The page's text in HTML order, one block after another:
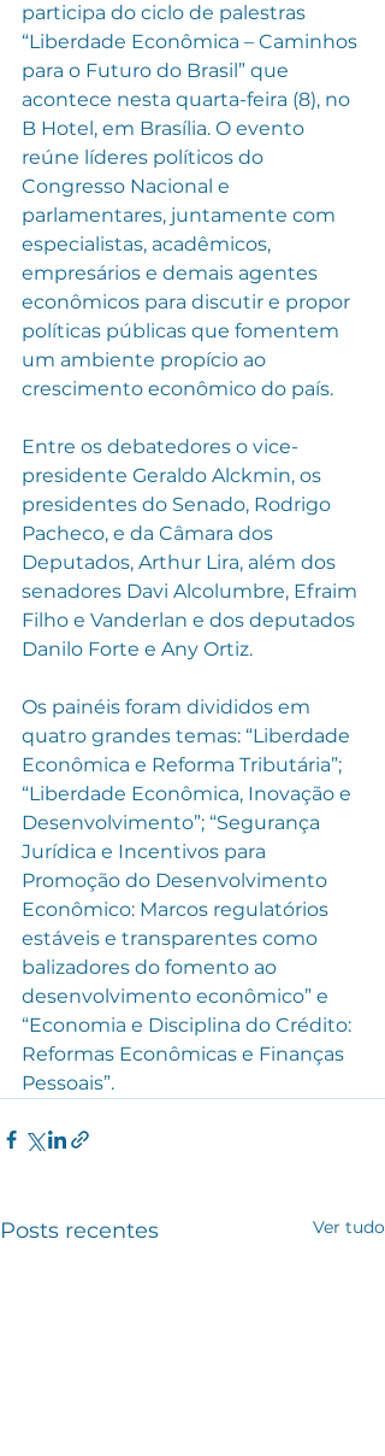
participa do ciclo de palestras
“Liberdade Econômica – Caminhos
para o Futuro do Brasil” que
acontece nesta quarta-feira (8), no
B Hotel, em Brasília. O evento
reúne líderes políticos do
Congresso Nacional e
parlamentares, juntamente com
especialistas, acadêmicos,
empresários e demais agentes
econômicos para discutir e propor
políticas públicas que fomentem
um ambiente propício ao
crescimento econômico do país.
Entre os debatedores o vice-
presidente Geraldo Alckmin, os
presidentes do Senado, Rodrigo
Pacheco, e da Câmara dos
Deputados, Arthur Lira, além dos
senadores Davi Alcolumbre, Efraim
Filho e Vanderlan e dos deputados
Danilo Forte e Any Ortiz.
Os painéis foram divididos em
quatro grandes temas: “Liberdade
Econômica e Reforma Tributária”;
“Liberdade Econômica, Inovação e
Desenvolvimento”; “Segurança
Jurídica e Incentivos para
Promoção do Desenvolvimento
Econômico: Marcos regulatórios
estáveis e transparentes como
balizadores do fomento ao
desenvolvimento econômico” e
“Economia e Disciplina do Crédito:
Reformas Econômicas e Finanças
Pessoais”.
Posts recentes Ver tudo